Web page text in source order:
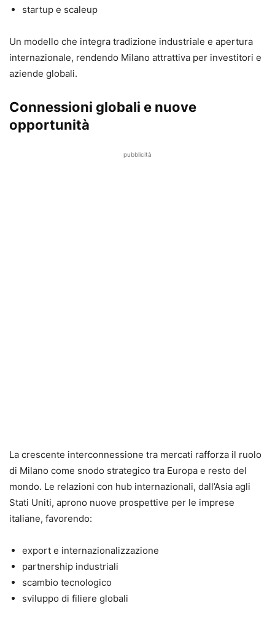
startup e scaleup
Un modello che integra tradizione industriale e apertura
internazionale, rendendo Milano attrattiva per investitori e
aziende globali.
Connessioni globali e nuove
opportunità
pubblicità
La crescente interconnessione tra mercati rafforza il ruolo
di Milano come snodo strategico tra Europa e resto del
mondo. Le relazioni con hub internazionali, dall’Asia agli
Stati Uniti, aprono nuove prospettive per le imprese
italiane, favorendo:
export e internazionalizzazione
partnership industriali
scambio tecnologico
sviluppo di filiere globali